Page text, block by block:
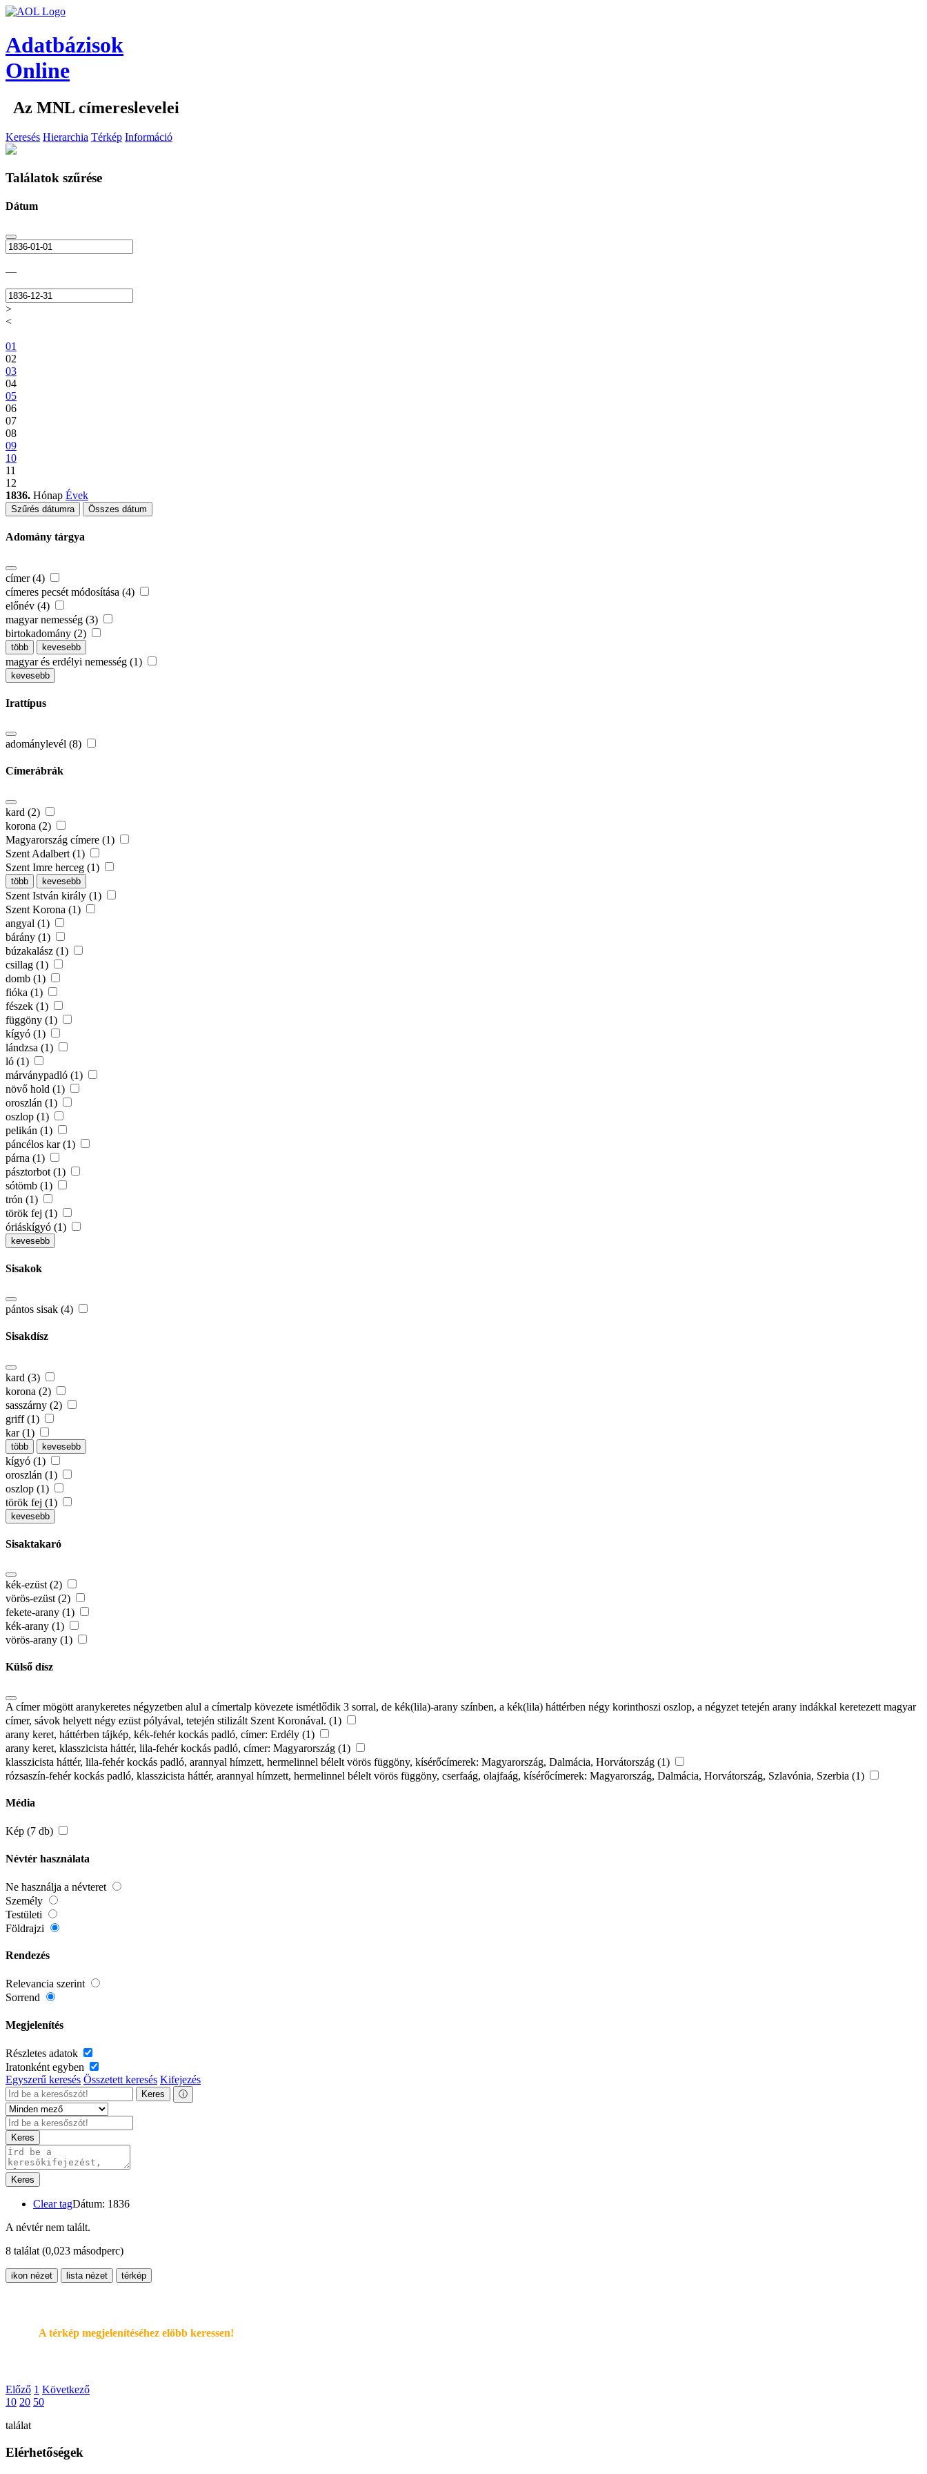
Adatbázisok
Online
Az MNL címereslevelei
Keresés Hierarchia Térkép Információ
Találatok szűrése
Dátum
—
>
<
01
02
03
04
05
06
07
08
09
10
11
12
1836. Hónap Évek
Szűrés dátumra Összes dátum
Adomány tárgya
címer (4)
címeres pecsét módosítása (4)
előnév (4)
magyar nemesség (3)
birtokadomány (2)
több kevesebb
magyar és erdélyi nemesség (1)
kevesebb
Irattípus
adománylevél (8)
Címerábrák
kard (2)
korona (2)
Magyarország címere (1)
Szent Adalbert (1)
Szent Imre herceg (1)
több kevesebb
Szent István király (1)
Szent Korona (1)
angyal (1)
bárány (1)
búzakalász (1)
csillag (1)
domb (1)
fióka (1)
fészek (1)
függöny (1)
kígyó (1)
lándzsa (1)
ló (1)
márványpadló (1)
növő hold (1)
oroszlán (1)
oszlop (1)
pelikán (1)
páncélos kar (1)
párna (1)
pásztorbot (1)
sótömb (1)
trón (1)
török fej (1)
óriáskígyó (1)
kevesebb
Sisakok
pántos sisak (4)
Sisakdísz
kard (3)
korona (2)
sasszárny (2)
griff (1)
kar (1)
több kevesebb
kígyó (1)
oroszlán (1)
oszlop (1)
török fej (1)
kevesebb
Sisaktakaró
kék-ezüst (2)
vörös-ezüst (2)
fekete-arany (1)
kék-arany (1)
vörös-arany (1)
Külső dísz
A címer mögött aranykeretes négyzetben alul a címertalp kövezete ismétlődik 3 sorral, de kék(lila)-arany színben, a kék(lila) háttérben négy korinthoszi oszlop, a négyzet tetején arany indákkal keretezett magyar
címer, sávok helyett négy ezüst pólyával, tetején stilizált Szent Koronával. (1)
arany keret, háttérben tájkép, kék-fehér kockás padló, címer: Erdély (1)
arany keret, klasszicista háttér, lila-fehér kockás padló, címer: Magyarország (1)
klasszicista háttér, lila-fehér kockás padló, arannyal hímzett, hermelinnel bélelt vörös függöny, kísérőcímerek: Magyarország, Dalmácia, Horvátország (1)
rózsaszín-fehér kockás padló, klasszicista háttér, arannyal hímzett, hermelinnel bélelt vörös függöny, cserfaág, olajfaág, kísérőcímerek: Magyarország, Dalmácia, Horvátország, Szlavónia, Szerbia (1)
Média
Kép (7 db)
Névtér használata
Ne használja a névteret
Személy
Testületi
Földrajzi
Rendezés
Relevancia szerint
Sorrend
Megjelenítés
Részletes adatok
Iratonként egyben
Egyszerű keresés Összetett keresés Kifejezés
Keres ⓘ
Keres
Keres
Clear tagDátum: 1836
A névtér nem talált.
8 találat (0,023 másodperc)
ikon nézet lista nézet térkép
A térkép megjelenítéséhez elöbb keressen!
Előző 1 Következő
10 20 50
találat
Elérhetőségek